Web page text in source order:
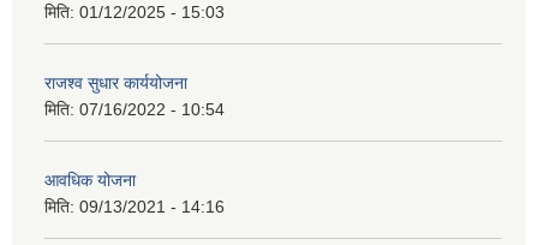
मिति: 01/12/2025 - 15:03
राजश्व सुधार कार्ययोजना
मिति: 07/16/2022 - 10:54
आवधिक योजना
मिति: 09/13/2021 - 14:16